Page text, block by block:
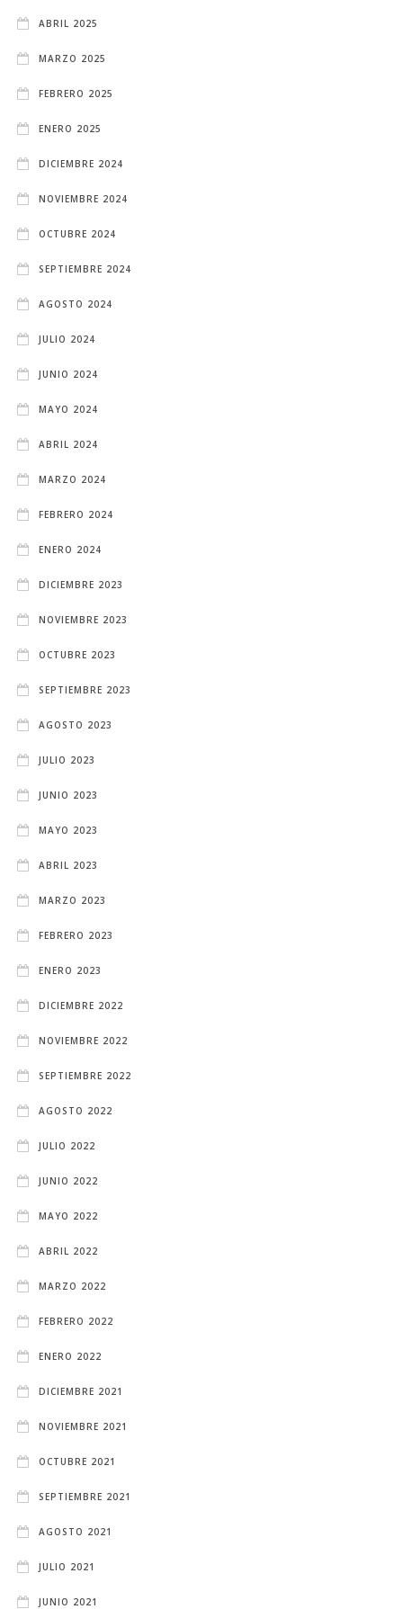
ABRIL 2025
MARZO 2025
FEBRERO 2025
ENERO 2025
DICIEMBRE 2024
NOVIEMBRE 2024
OCTUBRE 2024
SEPTIEMBRE 2024
AGOSTO 2024
JULIO 2024
JUNIO 2024
MAYO 2024
ABRIL 2024
MARZO 2024
FEBRERO 2024
ENERO 2024
DICIEMBRE 2023
NOVIEMBRE 2023
OCTUBRE 2023
SEPTIEMBRE 2023
AGOSTO 2023
JULIO 2023
JUNIO 2023
MAYO 2023
ABRIL 2023
MARZO 2023
FEBRERO 2023
ENERO 2023
DICIEMBRE 2022
NOVIEMBRE 2022
SEPTIEMBRE 2022
AGOSTO 2022
JULIO 2022
JUNIO 2022
MAYO 2022
ABRIL 2022
MARZO 2022
FEBRERO 2022
ENERO 2022
DICIEMBRE 2021
NOVIEMBRE 2021
OCTUBRE 2021
SEPTIEMBRE 2021
AGOSTO 2021
JULIO 2021
JUNIO 2021